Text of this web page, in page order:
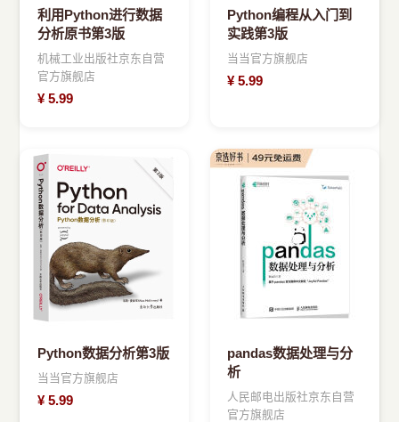
利用Python进行数据
分析原书第3版
机械工业出版社京东自营
官方旗舰店
¥ 5.99
Python编程从入门到
实践第3版
当当官方旗舰店
¥ 5.99
Python数据分析第3版
当当官方旗舰店
¥ 5.99
pandas数据处理与分
析
人民邮电出版社京东自营
官方旗舰店